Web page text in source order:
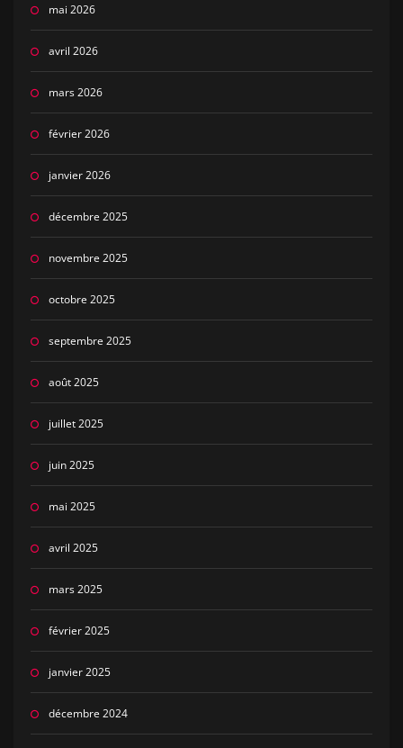
mai 2026
avril 2026
mars 2026
février 2026
janvier 2026
décembre 2025
novembre 2025
octobre 2025
septembre 2025
août 2025
juillet 2025
juin 2025
mai 2025
avril 2025
mars 2025
février 2025
janvier 2025
décembre 2024